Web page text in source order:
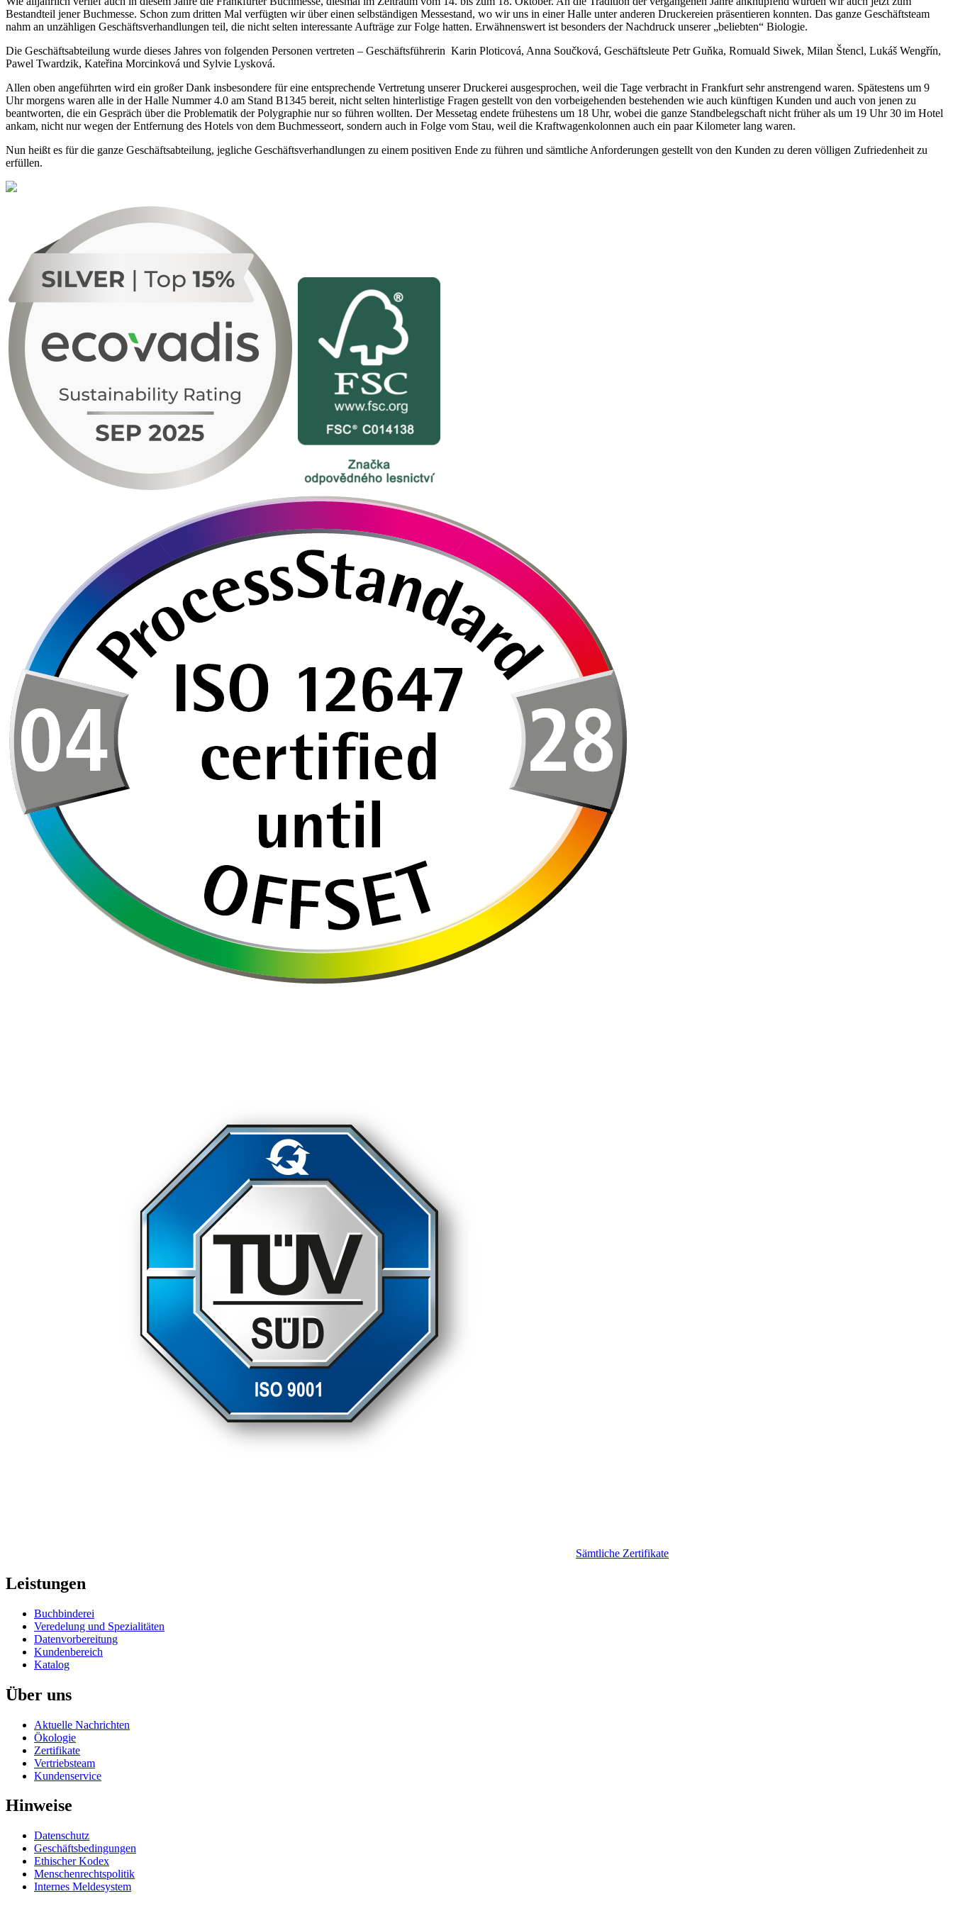
Bestandteil jener Buchmesse. Schon zum dritten Mal verfügten wir über einen selbständigen Messestand, wo wir uns in einer Halle unter anderen Druckereien präsentieren konnten. Das ganze Geschäftsteam
nahm an unzähligen Geschäftsverhandlungen teil, die nicht selten interessante Aufträge zur Folge hatten. Erwähnenswert ist besonders der Nachdruck unserer „beliebten“ Biologie.
Die Geschäftsabteilung wurde dieses Jahres von folgenden Personen vertreten – Geschäftsführerin Karin Ploticová, Anna Součková, Geschäftsleute Petr Guňka, Romuald Siwek, Milan Štencl, Lukáš Wengřín,
Pawel Twardzik, Kateřina Morcinková und Sylvie Lysková.
Allen oben angeführten wird ein großer Dank insbesondere für eine entsprechende Vertretung unserer Druckerei ausgesprochen, weil die Tage verbracht in Frankfurt sehr anstrengend waren. Spätestens um 9
Uhr morgens waren alle in der Halle Nummer 4.0 am Stand B1345 bereit, nicht selten hinterlistige Fragen gestellt von den vorbeigehenden bestehenden wie auch künftigen Kunden und auch von jenen zu
beantworten, die ein Gespräch über die Problematik der Polygraphie nur so führen wollten. Der Messetag endete frühestens um 18 Uhr, wobei die ganze Standbelegschaft nicht früher als um 19 Uhr 30 im Hotel
ankam, nicht nur wegen der Entfernung des Hotels von dem Buchmesseort, sondern auch in Folge vom Stau, weil die Kraftwagenkolonnen auch ein paar Kilometer lang waren.
Nun heißt es für die ganze Geschäftsabteilung, jegliche Geschäftsverhandlungen zu einem positiven Ende zu führen und sämtliche Anforderungen gestellt von den Kunden zu deren völligen Zufriedenheit zu
erfüllen.
Sämtliche Zertifikate
Leistungen
Buchbinderei
Veredelung und Spezialitäten
Datenvorbereitung
Kundenbereich
Katalog
Über uns
Aktuelle Nachrichten
Ökologie
Zertifikate
Vertriebsteam
Kundenservice
Hinweise
Datenschutz
Geschäftsbedingungen
Ethischer Kodex
Menschenrechtspolitik
Internes Meldesystem